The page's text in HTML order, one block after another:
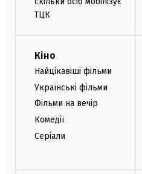
ТЦК
Кіно
Найцікавіші фільми
Українські фільми
Фільми на вечір
Комедії
Серіали